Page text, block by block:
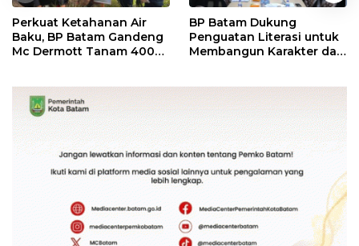
Perkuat Ketahanan Air
Baku, BP Batam Gandeng
Mc Dermott Tanam 400
BP Batam Dukung
Penguatan Literasi untuk
Membangun Karakter dan